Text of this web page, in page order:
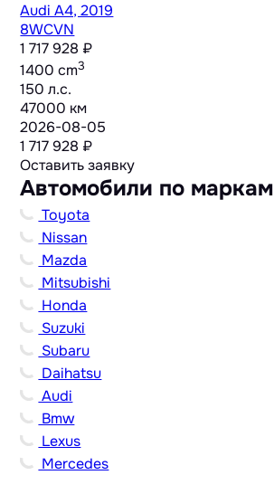
Audi A4, 2019
8WCVN
1 717 928 ₽
1400 cm3
150 л.с.
47000 км
2026-08-05
1 717 928 ₽
Оставить заявку
Автомобили по маркам
Toyota
Nissan
Mazda
Mitsubishi
Honda
Suzuki
Subaru
Daihatsu
Audi
Bmw
Lexus
Mercedes